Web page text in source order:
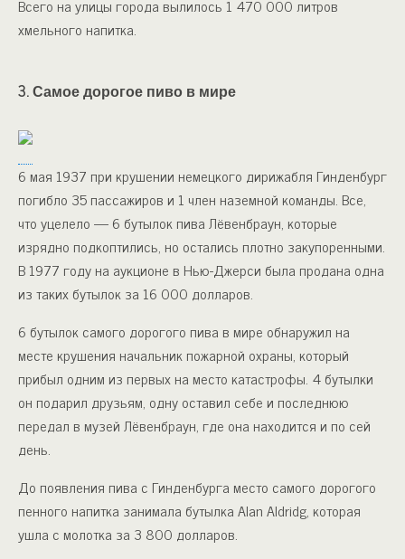
Всего на улицы города вылилось 1 470 000 литров
хмельного напитка.
3. Самое дорогое пиво в мире
6 мая 1937 при крушении немецкого дирижабля Гинденбург
погибло 35 пассажиров и 1 член наземной команды. Все,
что уцелело — 6 бутылок пива Лёвенбраун, которые
изрядно подкоптились, но остались плотно закупоренными.
В 1977 году на аукционе в Нью-Джерси была продана одна
из таких бутылок за 16 000 долларов.
6 бутылок самого дорогого пива в мире обнаружил на
месте крушения начальник пожарной охраны, который
прибыл одним из первых на место катастрофы. 4 бутылки
он подарил друзьям, одну оставил себе и последнюю
передал в музей Лёвенбраун, где она находится и по сей
день.
До появления пива с Гинденбурга место самого дорогого
пенного напитка занимала бутылка Alan Aldridg, которая
ушла с молотка за 3 800 долларов.